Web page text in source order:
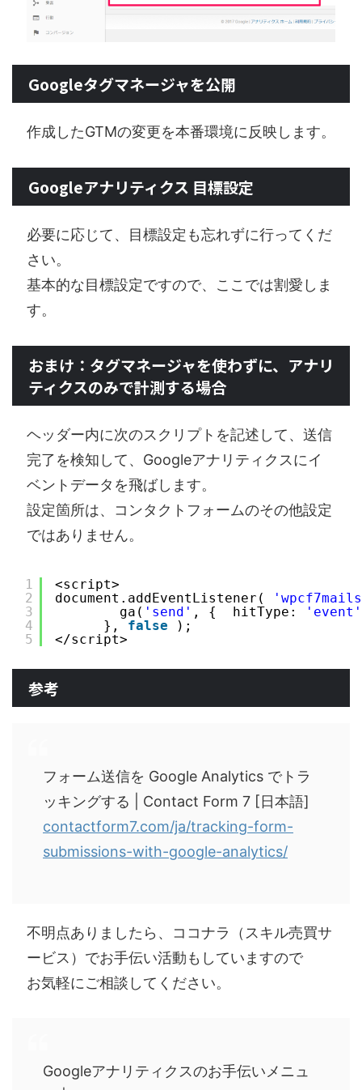
Googleタグマネージャを公開
作成したGTMの変更を本番環境に反映します。
Googleアナリティクス 目標設定
必要に応じて、目標設定も忘れずに行ってくだ
さい。
基本的な目標設定ですので、ここでは割愛しま
す。
おまけ：タグマネージャを使わずに、アナリ
ティクスのみで計測する場合
ヘッダー内に次のスクリプトを記述して、送信
完了を検知して、Googleアナリティクスにイ
ベントデータを飛ばします。
設定箇所は、コンタクトフォームのその他設定
ではありません。
1
2
3
4
5
<script>
document.addEventListener(
ga( 'send' , {  hitType:
'event'
}, false
);
</script>
参考
フォーム送信を Google Analytics でトラ
ッキングする | Contact Form 7 [日本語]
contactform7.com/ja/tracking-form-
submissions-with-google-analytics/
不明点ありましたら、ココナラ（スキル売買サ
ービス）でお手伝い活動もしていますので
お気軽にご相談してください。
Googleアナリティクスのお手伝いメニュ